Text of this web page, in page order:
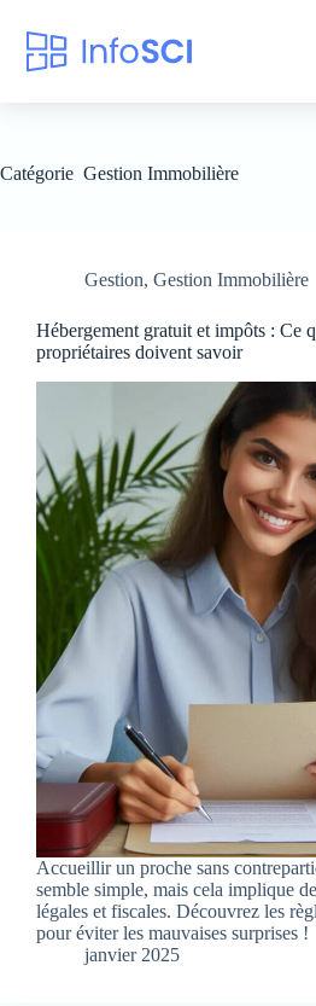
Catégorie Gestion Immobilière
Gestion, Gestion Immobilière
Hébergement gratuit et impôts : Ce
propriétaires doivent savoir
Accueillir un proche sans
semble simple, mais cela implique
légales et fiscales. Découvrez les
pour éviter les mauvaises surprises !
janvier 2025